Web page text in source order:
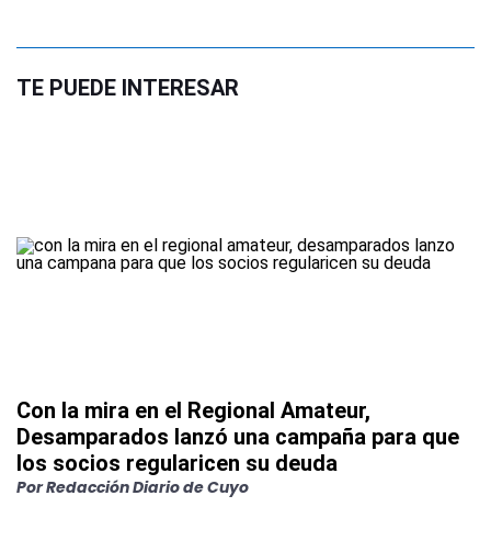
TE PUEDE INTERESAR
Con la mira en el Regional Amateur,
Desamparados lanzó una campaña para que
los socios regularicen su deuda
PorRedacción Diario de Cuyo